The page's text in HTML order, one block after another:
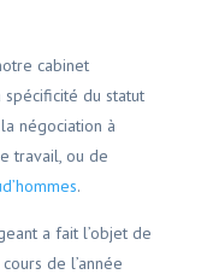
cabinet
spécificité du statut
négociation à
travail, ou de
.
a fait l’objet de
de l’année